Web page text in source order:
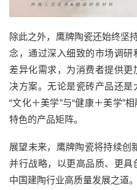
除此之外，鹰牌陶瓷还始终坚
念，通过深入细致的市场调研
差异化需求，为消费者提供
决方案。无论是瓷砖产品还
“文化＋美学”与“健康＋美学”
特色的产品矩阵。
展望未来，鹰牌陶瓷将持续创
并行战略，以更高品质、更
中国建陶行业高质量发展之道。